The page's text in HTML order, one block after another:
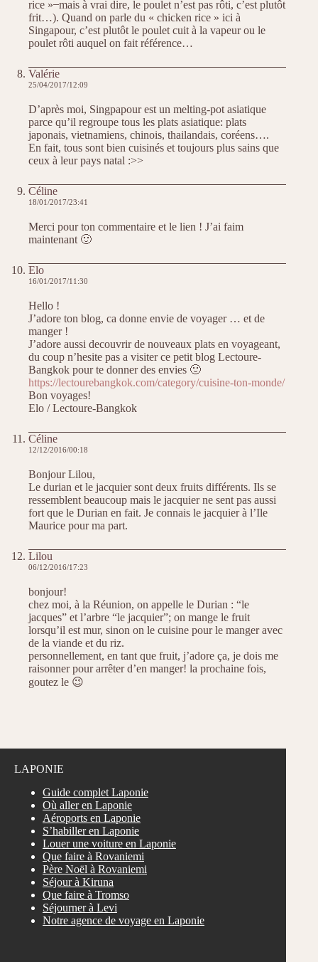
rice » ̶ mais à vrai dire, le poulet n’est pas rôti, c’est plutôt
frit…). Quand on parle du « chicken rice » ici à
Singapour, c’est plutôt le poulet cuit à la vapeur ou le
poulet rôti auquel on fait référence…
Valérie
25/04/2017/12:09
D’après moi, Singpapour est un melting-pot asiatique
parce qu’il regroupe tous les plats asiatique: plats
japonais, vietnamiens, chinois, thailandais, coréens….
En fait, tous sont bien cuisinés et toujours plus sains que
ceux à leur pays natal :>>
Céline
18/01/2017/23:41
Merci pour ton commentaire et le lien ! J’ai faim
maintenant 🙂
Elo
16/01/2017/11:30
Hello !
J’adore ton blog, ca donne envie de voyager … et de
manger !
J’adore aussi decouvrir de nouveaux plats en voyageant,
du coup n’hesite pas a visiter ce petit blog Lectoure-
Bangkok pour te donner des envies 🙂
https://lectourebangkok.com/category/cuisine-ton-monde/
Bon voyages!
Elo / Lectoure-Bangkok
Céline
12/12/2016/00:18
Bonjour Lilou,
Le durian et le jacquier sont deux fruits différents. Ils se
ressemblent beaucoup mais le jacquier ne sent pas aussi
fort que le Durian en fait. Je connais le jacquier à l’Ile
Maurice pour ma part.
Lilou
06/12/2016/17:23
bonjour!
chez moi, à la Réunion, on appelle le Durian : “le
jacques” et l’arbre “le jacquier”; on mange le fruit
lorsqu’il est mur, sinon on le cuisine pour le manger avec
de la viande et du riz.
personnellement, en tant que fruit, j’adore ça, je dois me
raisonner pour arrêter d’en manger! la prochaine fois,
goutez le 😉
LAPONIE
Guide complet Laponie
Où aller en Laponie
Aéroports en Laponie
S’habiller en Laponie
Louer une voiture en Laponie
Que faire à Rovaniemi
Père Noël à Rovaniemi
Séjour à Kiruna
Que faire à Tromso
Séjourner à Levi
Notre agence de voyage en Laponie